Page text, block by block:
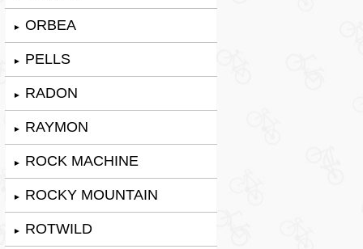
► ORBEA
► PELLS
► RADON
► RAYMON
► ROCK MACHINE
► ROCKY MOUNTAIN
► ROTWILD